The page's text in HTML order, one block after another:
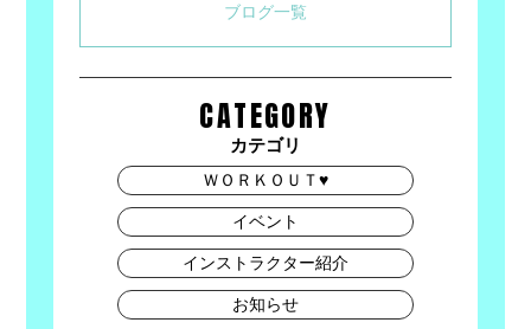
ブログ一覧
CATEGORY
カテゴリ
ＷＯＲＫＯＵＴ♥
イベント
インストラクター紹介
お知らせ